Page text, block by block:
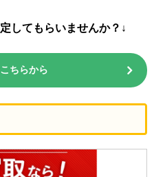
してもらいませんか？↓
ちらから